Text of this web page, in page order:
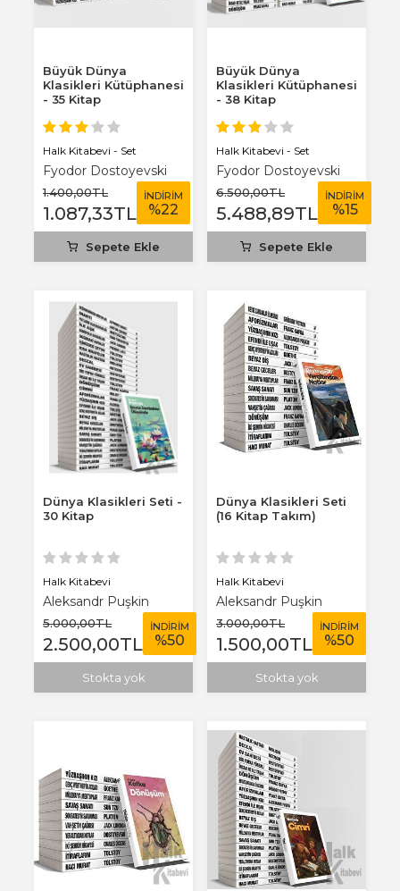
Büyük Dünya
Klasikleri Kütüphanesi
- 35 Kitap
Halk Kitabevi - Set
Fyodor Dostoyevski
1.400,00TL
1.087,33TL
İNDİRİM
%22
Sepete Ekle
Büyük Dünya
Klasikleri Kütüphanesi
- 38 Kitap
Halk Kitabevi - Set
Fyodor Dostoyevski
6.500,00TL
5.488,89TL
İNDİRİM
%15
Sepete Ekle
Dünya Klasikleri Seti -
30 Kitap
Halk Kitabevi
Aleksandr Puşkin
5.000,00TL
2.500,00TL
İNDİRİM
%50
Stokta yok
Dünya Klasikleri Seti
(16 Kitap Takım)
Halk Kitabevi
Aleksandr Puşkin
3.000,00TL
1.500,00TL
İNDİRİM
%50
Stokta yok